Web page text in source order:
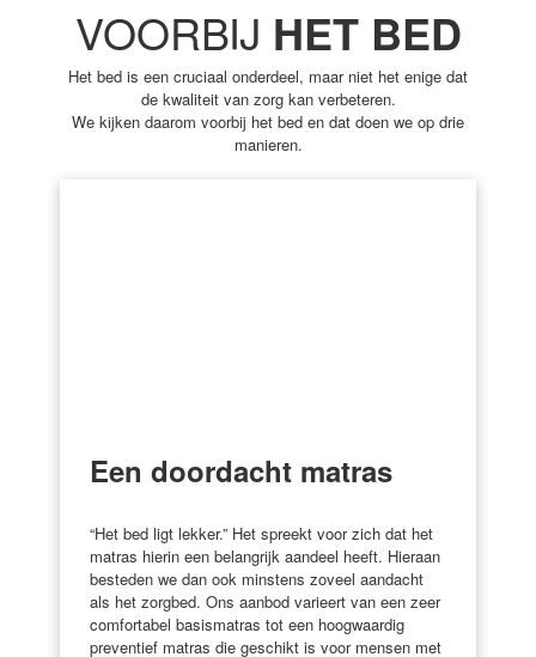
VOORBIJ HET BED
Het bed is een cruciaal onderdeel, maar niet het enige dat
de kwaliteit van zorg kan verbeteren.
We kijken daarom voorbij het bed en dat doen we op drie
manieren.
Een doordacht matras
“Het bed ligt lekker.” Het spreekt voor zich dat het
matras hierin een belangrijk aandeel heeft. Hieraan
besteden we dan ook minstens zoveel aandacht
als het zorgbed. Ons aanbod varieert van een zeer
comfortabel basismatras tot een hoogwaardig
preventief matras die geschikt is voor mensen met